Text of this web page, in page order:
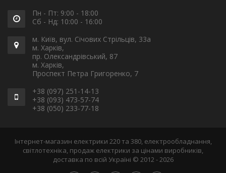
Пн - Пт: 9:00 - 18:00
Сб - Нд: 10:00 - 16:00
м. Київ, вул. Січових Стрільців, 33а
м. Харків,
пр. Олександрівський, 87
м. Харків,
Проспект Петра Григоренко, 7
+38 (097) 251-14-13
+38 (093) 473-57-74
+38 (050) 233-77-18
Інтернет-магазин електрики 220 та 380, електрообладнання,
світлотехніка, продаж електрики за цінами виробників,
доставка по всій Україні © 2012 - 2026